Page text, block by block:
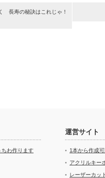
長寿の秘訣はこれじゃ！
ちわ作ります
運営サイト
1本から作成
アクリルキー
レーザーカッ